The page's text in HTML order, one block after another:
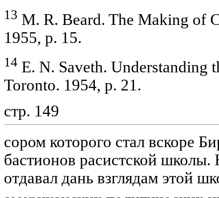
13 M. R. Beard. The Making of
1955, p. 15.
14 E. N. Saveth. Understanding
Toronto. 1954, p. 21.
стр. 149
сором которого стал вскоре
бастионов расистской
отдавал дань взглядам этой